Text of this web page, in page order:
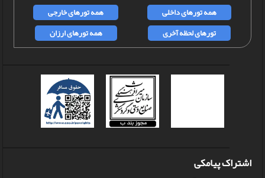
همه تورهای داخلی
همه تورهای خارجی
تورهای لحظه آخری
همه تورهای ارزان
اشتراک پیامکی